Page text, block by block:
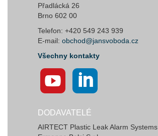
Přadlácká 26
Brno 602 00
Telefon: +420 549 243 939
E-mail: obchod@jansvoboda.cz
Všechny kontakty
DODAVATELÉ
AIRTECT Plastic Leak Alarm Systems